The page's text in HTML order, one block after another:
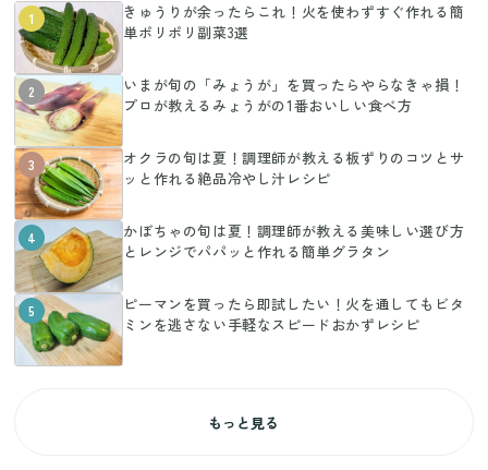
1
きゅうりが余ったらこれ！火を使わずすぐ作れる簡
単ポリポリ副菜3選
2
いまが旬の「みょうが」を買ったらやらなきゃ損！
プロが教えるみょうがの1番おいしい食べ方
3
オクラの旬は夏！調理師が教える板ずりのコツとサ
ッと作れる絶品冷やし汁レシピ
4
かぼちゃの旬は夏！調理師が教える美味しい選び方
とレンジでパパッと作れる簡単グラタン
5
ピーマンを買ったら即試したい！火を通してもビタ
ミンを逃さない手軽なスピードおかずレシピ
もっと見る